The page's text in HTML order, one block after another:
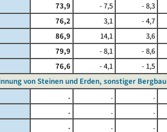
73,9 - 7,5 - 8,3
76,2 3,1 - 4,7
86,9 14,1 3,6
79,9 - 8,1 - 8,6
76,6 - 4,1 - 1,5
von Steinen und Erden, sonstiger Bergbau
. . .
. . .
. . .